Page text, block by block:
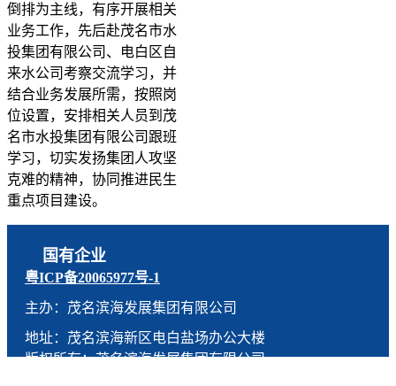
倒排为主线，有序开展相关
业务工作，先后赴茂名市水
投集团有限公司、电白区自
来水公司考察交流学习，并
结合业务发展所需，按照岗
位设置，安排相关人员到茂
名市水投集团有限公司跟班
学习，切实发扬集团人攻坚
克难的精神，协同推进民生
重点项目建设。
国有企业
粤ICP备20065977号-1
主办：茂名滨海发展集团有限公司
地址：茂名滨海新区电白盐场办公大楼
版权所有：茂名滨海发展集团有限公司